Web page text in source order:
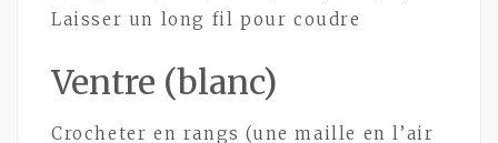
Laisser un long fil pour coudre
Ventre (blanc)
Crocheter en rangs (une maille en l’air